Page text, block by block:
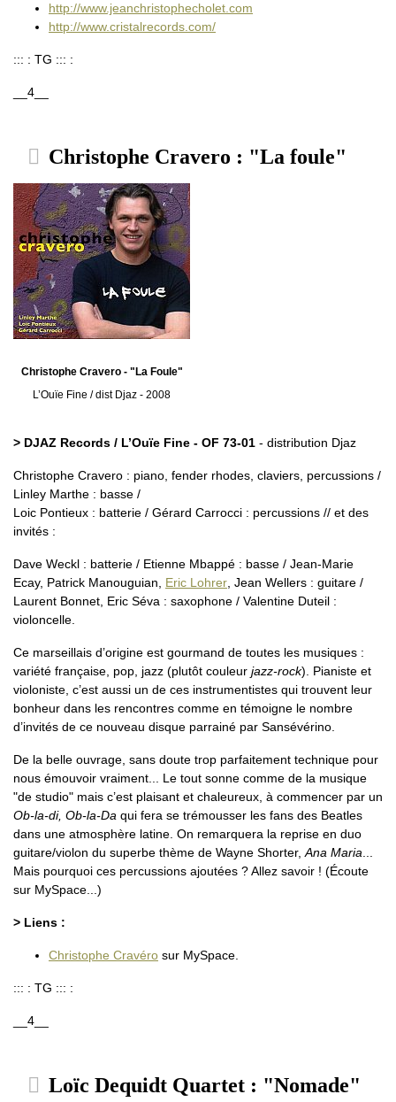
http://www.jeanchristophecholet.com
http://www.cristalrecords.com/
::: : TG ::: :
__4__
Christophe Cravero : "La foule"
Christophe Cravero - "La Foule"
L’Ouïe Fine / dist Djaz - 2008
> DJAZ Records / L’Ouïe Fine - OF 73-01 - distribution Djaz
Christophe Cravero : piano, fender rhodes, claviers, percussions /
Linley Marthe : basse /
Loic Pontieux : batterie / Gérard Carrocci : percussions // et des
invités :
Dave Weckl : batterie / Etienne Mbappé : basse / Jean-Marie
Ecay, Patrick Manouguian, Eric Lohrer, Jean Wellers : guitare /
Laurent Bonnet, Eric Séva : saxophone / Valentine Duteil :
violoncelle.
Ce marseillais d’origine est gourmand de toutes les musiques :
variété française, pop, jazz (plutôt couleur jazz-rock). Pianiste et
violoniste, c’est aussi un de ces instrumentistes qui trouvent leur
bonheur dans les rencontres comme en témoigne le nombre
d’invités de ce nouveau disque parrainé par Sansévérino.
De la belle ouvrage, sans doute trop parfaitement technique pour
nous émouvoir vraiment... Le tout sonne comme de la musique
"de studio" mais c’est plaisant et chaleureux, à commencer par un
Ob-la-di, Ob-la-Da qui fera se trémousser les fans des Beatles
dans une atmosphère latine. On remarquera la reprise en duo
guitare/violon du superbe thème de Wayne Shorter,Ana Maria...
Mais pourquoi ces percussions ajoutées ? Allez savoir ! (Écoute
sur MySpace...)
> Liens :
Christophe Cravéro sur MySpace.
::: : TG ::: :
__4__
Loïc Dequidt Quartet : "Nomade"